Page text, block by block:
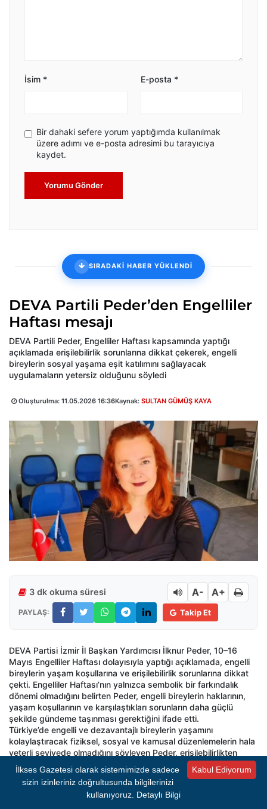
İsim * E-posta *
Bir dahaki sefere yorum yaptığımda kullanılmak
üzere adımı ve e-posta adresimi bu tarayıcıya
kaydet.
Yorumu Gönder
SIRADAKİ HABER YÜKLENDİ
DEVA Partili Peder’den Engelliler
Haftası mesajı
DEVA Partili Peder, Engelliler Haftası kapsamında yaptığı
açıklamada erişilebilirlik sorunlarına dikkat çekerek, engelli
bireylerin sosyal yaşama eşit katılımını sağlayacak
uygulamaların yetersiz olduğunu söyledi
Oluşturulma: 11.05.2026 16:36Kaynak: SULTAN GÜMÜŞ KAYA
3 dk okuma süresi A- A+
PAYLAŞ: Takip Et
DEVA Partisi İzmir İl Başkan Yardımcısı İlknur Peder, 10–16
Mayıs Engelliler Haftası dolayısıyla yaptığı açıklamada, engelli
bireylerin yaşam koşullarına ve erişilebilirlik sorunlarına dikkat
çekti. Engelliler Haftası’nın yalnızca sembolik bir farkındalık
dönemi olmadığını belirten Peder, engelli bireylerin haklarının,
yaşam koşullarının ve karşılaştıkları sorunların daha güçlü
şekilde gündeme taşınması gerektiğini ifade etti.
Türkiye’de engelli ve dezavantajlı bireylerin yaşamını
kolaylaştıracak fiziksel, sosyal ve kamusal düzenlemelerin hala
yeterli seviyede olmadığını söyleyen Peder, erişilebilirlikten
ulaşıma, sosyal yaşamdan kültür ve sanat faaliyetlerine kadar
birçok alanda ciddi eksikliklerin sürdüğünü kaydetti.
SEMBOLİK BİR HAFTA DEĞİL...
Kabul Ediyorum
İlkses Gazetesi olarak sistemimizde sadece
sizin izinleriniz doğrultusunda bilgilerinizi
kullanıyoruz. Detaylı Bilgi